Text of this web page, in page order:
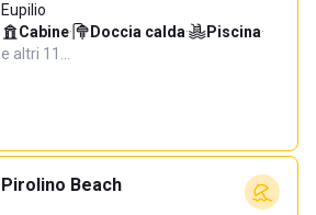
Eupilio
Cabine· Doccia calda· Piscina·
e altri 11…
Pirolino Beach